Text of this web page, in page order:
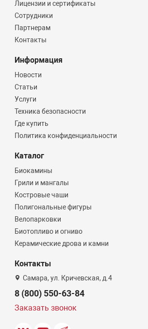
Лицензии и сертификаты
Сотрудники
Партнерам
Контакты
Информация
Новости
Статьи
Услуги
Техника безопасности
Где купить
Политика конфиденциальности
Каталог
Биокамины
Грили и мангалы
Костровые чаши
Полигональные фигуры
Велопарковки
Биотопливо и огниво
Керамические дрова и камни
Контакты
Самара, ул. Кричевская, д.4
8 (800) 550-63-84
Заказать звонок